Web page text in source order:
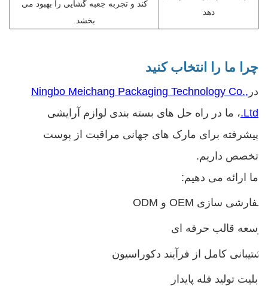
دهد
کند و تجربه جعبه گشایی را بهبود می
بخشد.
چرا ما را انتخاب کنید
در Ningbo Meichang Packaging Technology Co.,
Ltd. ، ما در راه حل های بسته بندی لوازم آرایشی
پیشرفته برای مارک های جهانی مراقبت از پوست
تخصص داریم.
ما ارائه می دهیم:
سفارشی سازی OEM و ODM
توسعه قالب حرفه ای
پشتیبانی کامل از فرآیند دکوراسیون
قابلیت تولید فله پایدار